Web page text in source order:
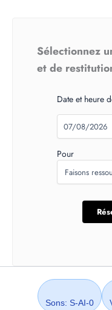
Sélectionnez
et de
Date et heure
Pour
Sons: S-AI-0